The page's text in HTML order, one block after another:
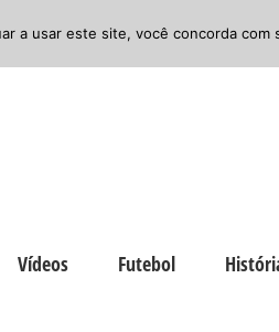
Vídeos Futebol
a usar este site, você concorda com